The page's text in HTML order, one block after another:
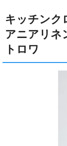
キッチンク
アニアリネ
トロワ